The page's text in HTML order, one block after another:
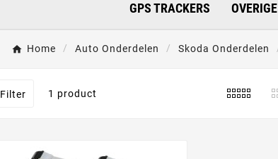
GPS TRACKERS OVERIGE
Home Auto Onderdelen Skoda Onderdelen
Filter 1 product